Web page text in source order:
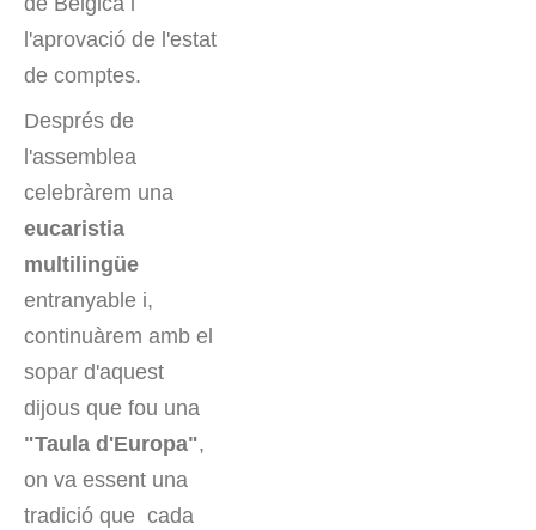
l'aprovació de l'estat
de comptes.
Després de
l'assemblea
celebràrem una
eucaristia
multilingüe
entranyable i,
continuàrem amb el
sopar d'aquest
dijous que fou una
"Taula d'Europa",
on va essent una
tradició que cada